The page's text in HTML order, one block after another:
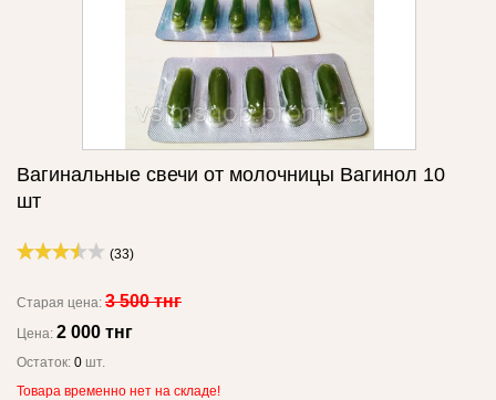
Вагинальные свечи от молочницы Вагинол 10
шт
(33)
Старая цена: 3 500 тнг
Цена: 2 000 тнг
Остаток: 0 шт.
Товара временно нет на складе!